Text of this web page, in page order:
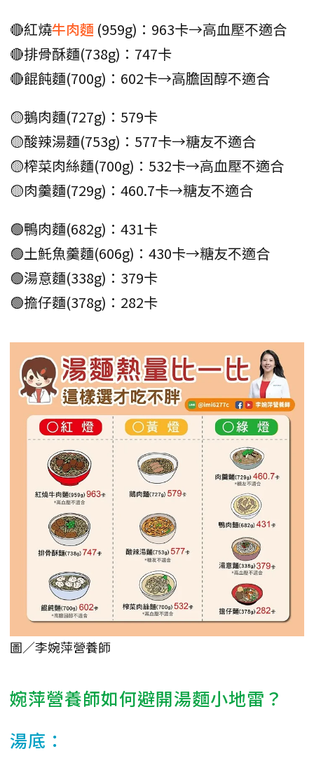
🔴紅燒牛肉麵 (959g)：963卡→高血壓不適合
🔴排骨酥麵(738g)：747卡
🔴餛飩麵(700g)：602卡→高膽固醇不適合
🟡鵝肉麵(727g)：579卡
🟡酸辣湯麵(753g)：577卡→糖友不適合
🟡榨菜肉絲麵(700g)：532卡→高血壓不適合
🟡肉羹麵(729g)：460.7卡→糖友不適合
🟢鴨肉麵(682g)：431卡
🟢土魠魚羹麵(606g)：430卡→糖友不適合
🟢湯意麵(338g)：379卡
🟢擔仔麵(378g)：282卡
圖／李婉萍營養師
婉萍營養師如何避開湯麵小地雷？
湯底：